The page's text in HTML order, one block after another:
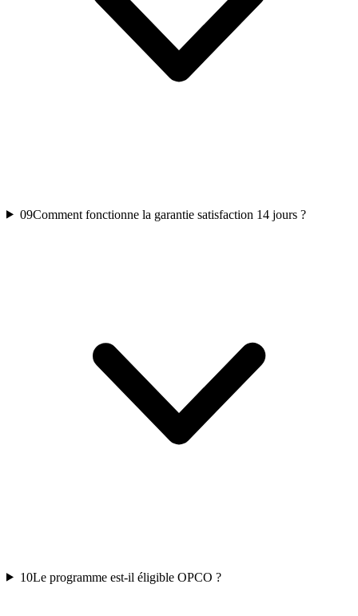
09Comment fonctionne la garantie satisfaction 14 jours ?
10Le programme est-il éligible OPCO ?